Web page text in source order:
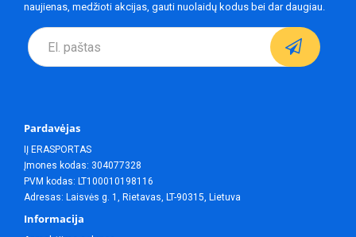
naujienas, medžioti akcijas, gauti nuolaidų kodus bei dar daugiau.
Pardavėjas
IĮ ERASPORTAS
Įmones kodas: 304077328
PVM kodas: LT100010198116
Adresas: Laisvės g. 1, Rietavas, LT-90315, Lietuva
Informacija